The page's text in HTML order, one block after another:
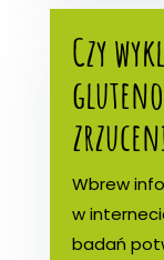
Czy
Wbrew
w
badań